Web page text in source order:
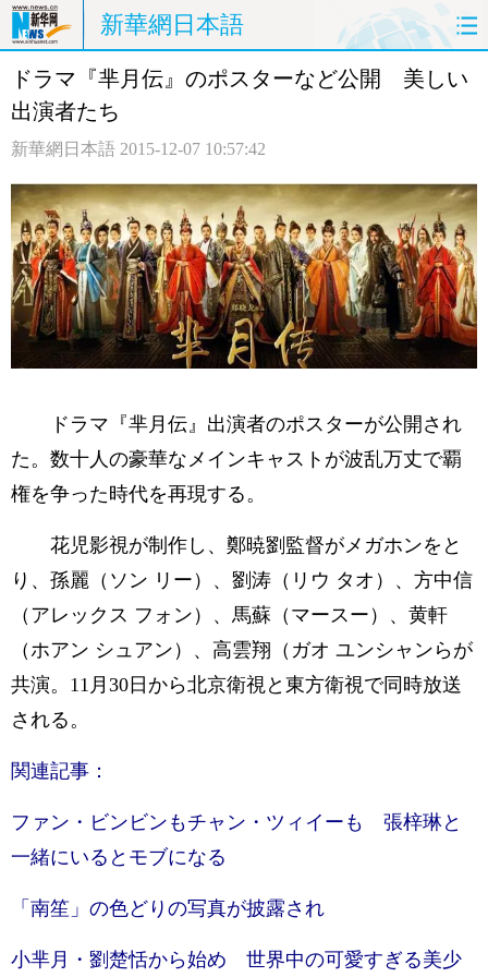
新華網日本語
ホームページ 政治 経済
観光 評論 写真
中日対訳
ドラマ『芈月伝』のポスターなど公開 美しい
出演者たち
新華網日本語 2015-12-07 10:57:42
ドラマ『芈月伝』出演者のポスターが公開され
た。数十人の豪華なメインキャストが波乱万丈で覇
権を争った時代を再現する。
花児影視が制作し、鄭暁劉監督がメガホンをと
り、孫麗（ソン リー）、劉涛（リウ タオ）、方中信
（アレックス フォン）、馬蘇（マースー）、黄軒
（ホアン シュアン）、高雲翔（ガオ ユンシャンらが
共演。11月30日から北京衛視と東方衛視で同時放送
される。
関連記事：
ファン・ビンビンもチャン・ツィイーも 張梓琳と
一緒にいるとモブになる
「南笙」の色どりの写真が披露され
小芈月・劉楚恬から始め 世界中の可愛すぎる美少